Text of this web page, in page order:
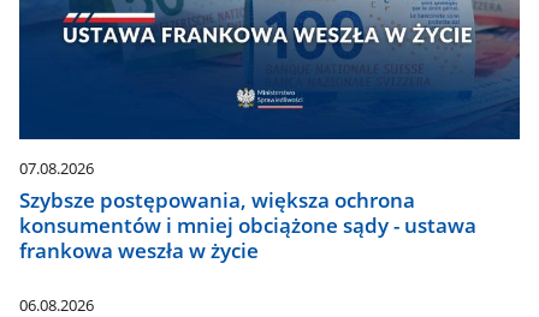
07.08.2026
Szybsze postępowania, większa ochrona
konsumentów i mniej obciążone sądy - ustawa
frankowa weszła w życie
06.08.2026